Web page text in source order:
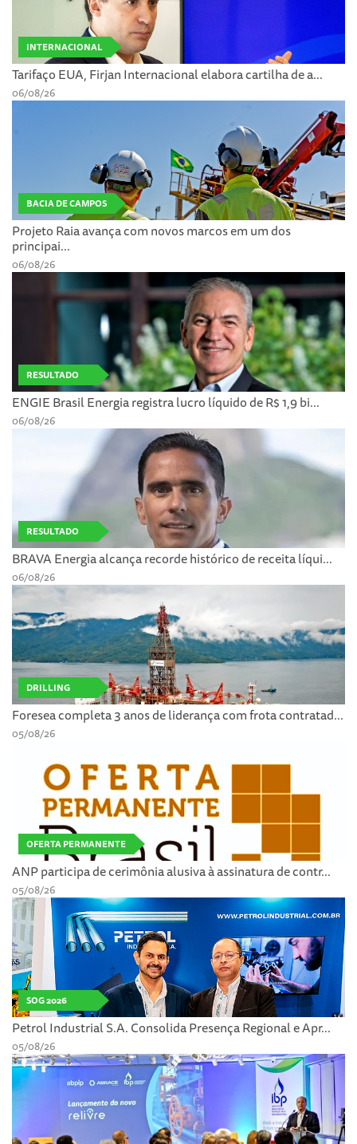
INTERNACIONAL
Tarifaço EUA, Firjan Internacional elabora cartilha de a...
06/08/26
BACIA DE CAMPOS
Projeto Raia avança com novos marcos em um dos
principai...
06/08/26
RESULTADO
ENGIE Brasil Energia registra lucro líquido de R$ 1,9 bi...
06/08/26
RESULTADO
BRAVA Energia alcança recorde histórico de receita líqui...
06/08/26
DRILLING
Foresea completa 3 anos de liderança com frota contratad...
05/08/26
OFERTA PERMANENTE
ANP participa de cerimônia alusiva à assinatura de contr...
05/08/26
SOG 2026
Petrol Industrial S.A. Consolida Presença Regional e Apr...
05/08/26